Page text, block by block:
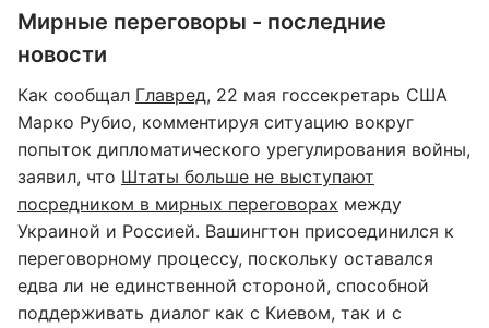
Мирные переговоры - последние
новости
Как сообщал Главред, 22 мая госсекретарь США
Марко Рубио, комментируя ситуацию вокруг
попыток дипломатического урегулирования войны,
заявил, что Штаты больше не выступают
посредником в мирных переговорах между
Украиной и Россией. Вашингтон присоединился к
переговорному процессу, поскольку оставался
едва ли не единственной стороной, способной
поддерживать диалог как с Киевом, так и с